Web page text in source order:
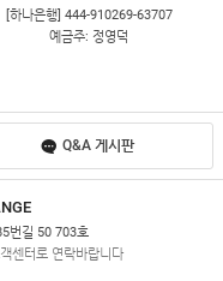
[하나은행] 444-910269-63707
예금주: 정영덕
Q&A 게시판
번길 50 703호
센터로 연락바랍니다